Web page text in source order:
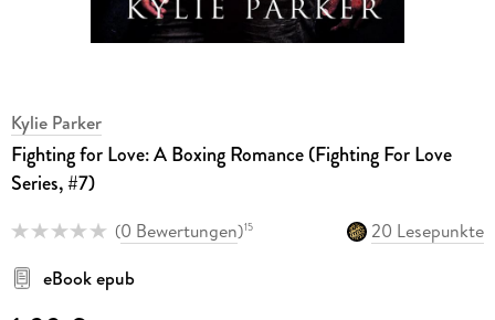
Kylie Parker
Fighting for Love: A Boxing Romance (Fighting For Love
Series, #7)
(0 Bewertungen)15
20 Lesepunkte
eBook epub